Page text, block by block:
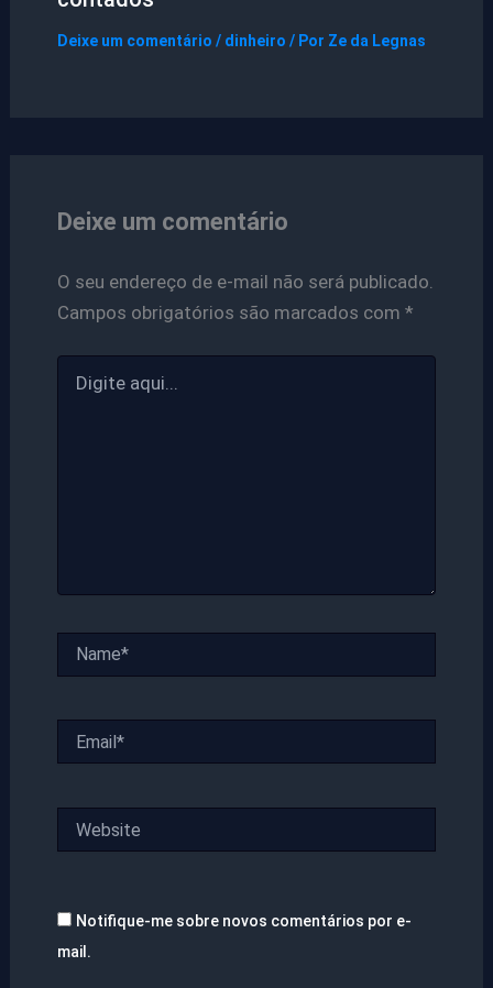
Deixe um comentário / dinheiro / Por Ze da Legnas
Deixe um comentário
O seu endereço de e-mail não será publicado.
Campos obrigatórios são marcados com *
aqui...
Notifique-me sobre novos comentários por e-
mail.